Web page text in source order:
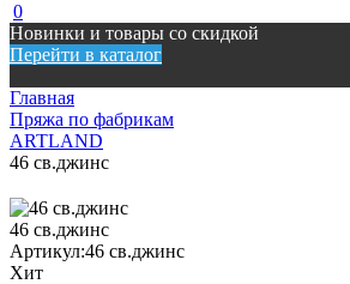
0
Новинки и товары со скидкой
Перейти в каталог
Главная
Пряжа по фабрикам
ARTLAND
46 св.джинс
46 св.джинс
Артикул:46 св.джинс
Хит